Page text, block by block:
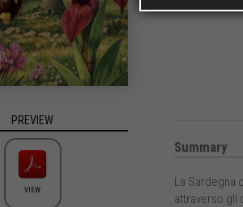
PREVIEW
VIEW
Summary
La Sardegna
attraverso gli